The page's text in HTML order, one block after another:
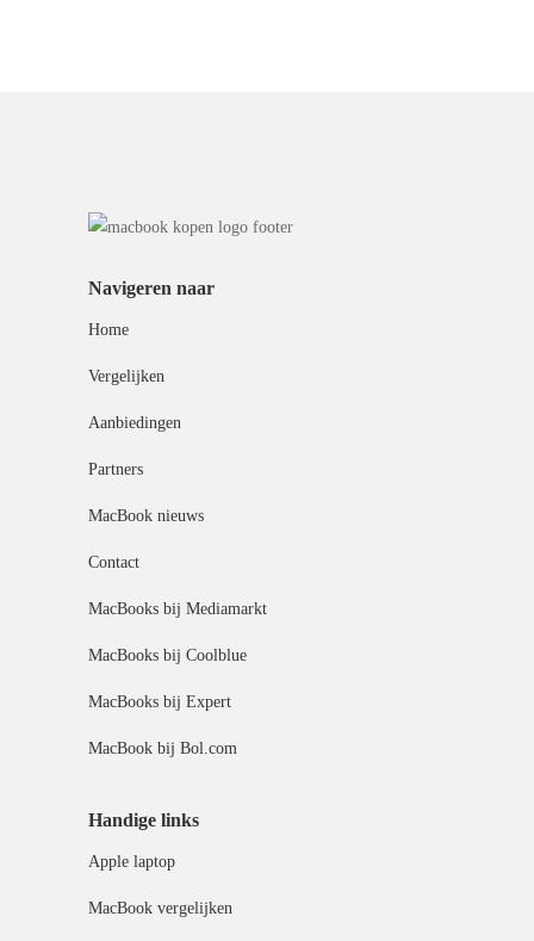
Navigeren naar
Home
Vergelijken
Aanbiedingen
Partners
MacBook nieuws
Contact
MacBooks bij Mediamarkt
MacBooks bij Coolblue
MacBooks bij Expert
MacBook bij Bol.com
Handige links
Apple laptop
MacBook vergelijken